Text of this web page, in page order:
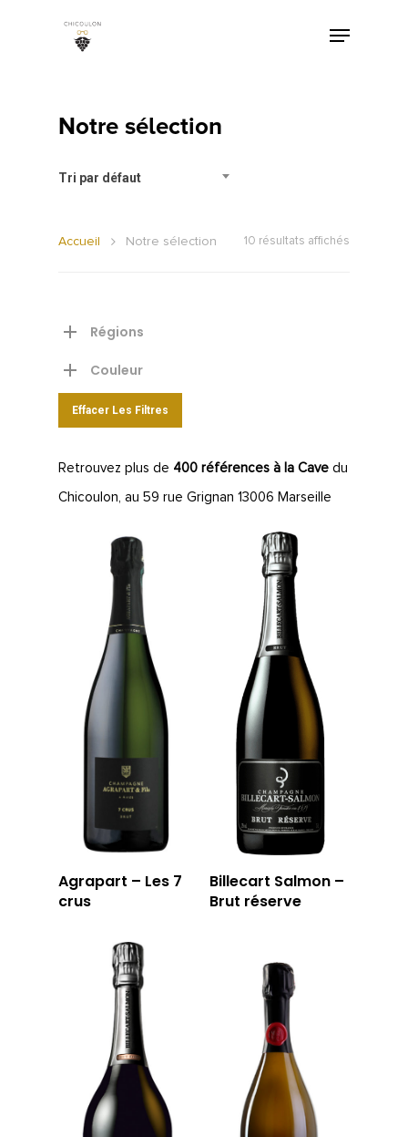
Notre sélection
Tri par défaut
10 résultats affichés
Accueil Notre sélection
Régions
Couleur
Effacer Les Filtres
Retrouvez plus de 400 références à la Cave du
Chicoulon, au 59 rue Grignan 13006 Marseille
Agrapart – Les 7
crus
Billecart Salmon –
Brut réserve